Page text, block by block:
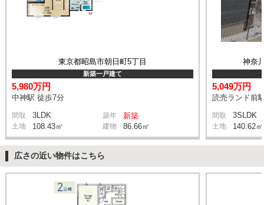
東京都昭島市朝日町5丁目
新築一戸建て
5,980万円
中神駅 徒歩7分
間取 3LDK 築年 新築
土地 108.43㎡ 建物 86.66㎡
神奈
5,049万円
読売ランド前
間取 3SLDK
土地 140.62㎡
広さの近い物件はこちら